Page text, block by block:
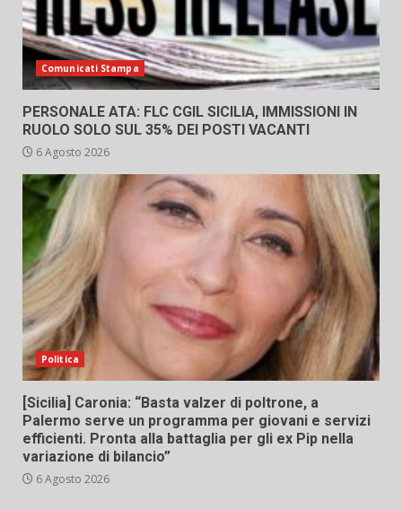
Comunicati Stampa
PERSONALE ATA: FLC CGIL SICILIA, IMMISSIONI IN
RUOLO SOLO SUL 35% DEI POSTI VACANTI
6 Agosto 2026
Politica
[Sicilia] Caronia: “Basta valzer di poltrone, a
Palermo serve un programma per giovani e servizi
efficienti. Pronta alla battaglia per gli ex Pip nella
variazione di bilancio”
6 Agosto 2026